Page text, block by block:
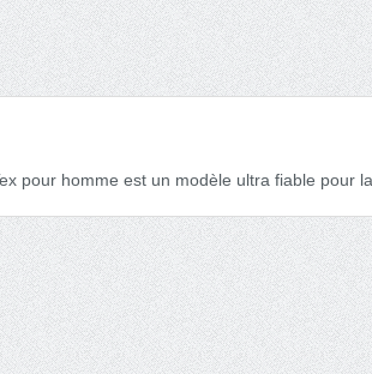
pour homme est un modèle ultra fiable pour